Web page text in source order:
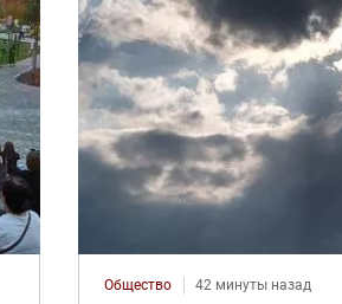
Общество 42 минуты назад